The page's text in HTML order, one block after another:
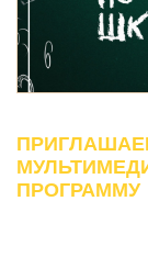
ПРОГРАММУ